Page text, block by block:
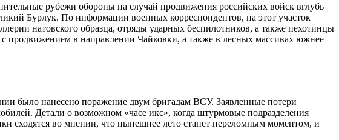
рубежи обороны на случай продвижения российских войск вглубь
Бурлук. По информации военных корреспондентов, на этот участок
натовского образца, отряды ударных беспилотников, а также пехотинцы
продвижением в направлении Чайковки, а также в лесных массивах южнее
было нанесено поражение двум бригадам ВСУ. Заявленные потери
Детали о возможном «часе икс», когда штурмовые подразделения
сходятся во мнении, что нынешнее лето станет переломным моментом, и